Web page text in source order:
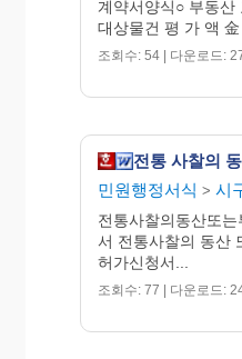
계약서양식○ 부동
대상물건 평 가 액
조회수: 54 | 다운로드:
민원행정서식 > 시
전통사찰의동산또
서 전통사찰의 동산
허가신청서...
조회수: 77 | 다운로드: